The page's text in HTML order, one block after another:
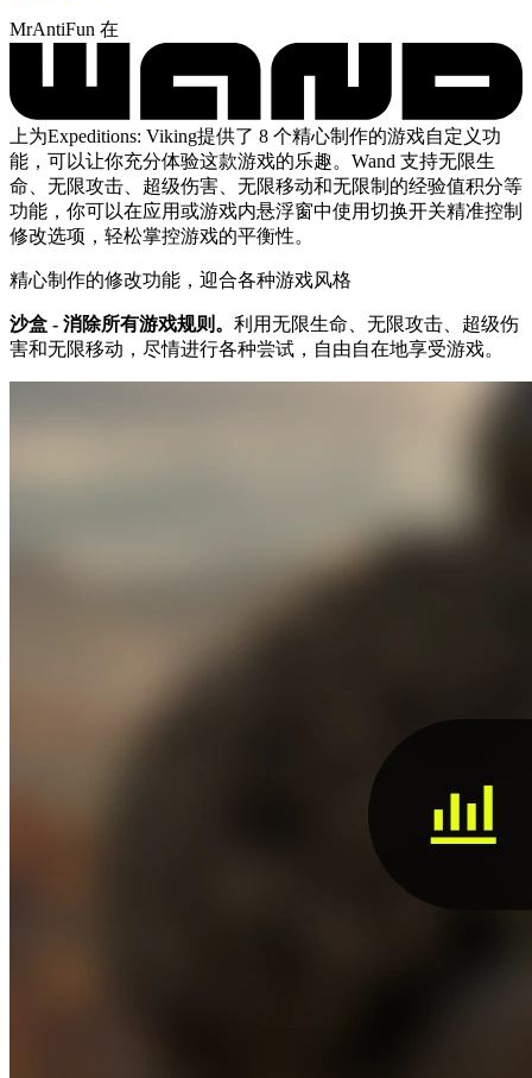
MrAntiFun 在
上为Expeditions: Viking提供了 8 个精心制作的游戏自定义功
能，可以让你充分体验这款游戏的乐趣。Wand 支持无限生
命、无限攻击、超级伤害、无限移动和无限制的经验值积分等
功能，你可以在应用或游戏内悬浮窗中使用切换开关精准控制
修改选项，轻松掌控游戏的平衡性。
精心制作的修改功能，迎合各种游戏风格
沙盒 - 消除所有游戏规则。 利用无限生命、无限攻击、超级伤
害和无限移动，尽情进行各种尝试，自由自在地享受游戏。